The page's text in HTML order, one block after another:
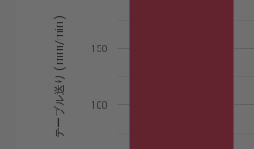
100
150
テーブル送り ( mm/min )